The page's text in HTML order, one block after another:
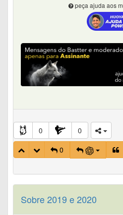
peça ajuda aos
0
0
0
Sobre 2019 e 2020